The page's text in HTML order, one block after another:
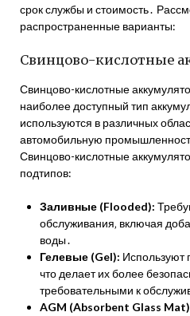
срок службы и стоимость․
распространенные варианты:
Свинцово-кислотные
Свинцово-кислотные
наиболее доступный тип
используются в различных
автомобильную
Свинцово-кислотные
подтипов:
Заливные (Flooded):
обслуживания‚ включая
воды․
Гелевые (Gel): Используют
что делает их более
требовательными к
AGM (Absorbent Glass